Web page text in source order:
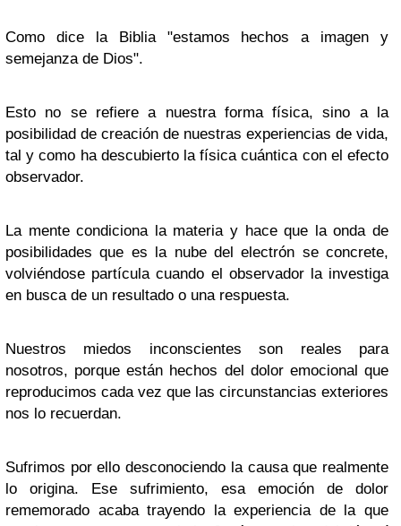
Como dice la Biblia "estamos hechos a imagen y
semejanza de Dios".
Esto no se refiere a nuestra forma física, sino a la
posibilidad de creación de nuestras experiencias de vida,
tal y como ha descubierto la física cuántica con el efecto
observador.
La mente condiciona la materia y hace que la onda de
posibilidades que es la nube del electrón se concrete,
volviéndose partícula cuando el observador la investiga
en busca de un resultado o una respuesta.
Nuestros miedos inconscientes son reales para
nosotros, porque están hechos del dolor emocional que
reproducimos cada vez que las circunstancias exteriores
nos lo recuerdan.
Sufrimos por ello desconociendo la causa que realmente
lo origina. Ese sufrimiento, esa emoción de dolor
rememorado acaba trayendo la experiencia de la que